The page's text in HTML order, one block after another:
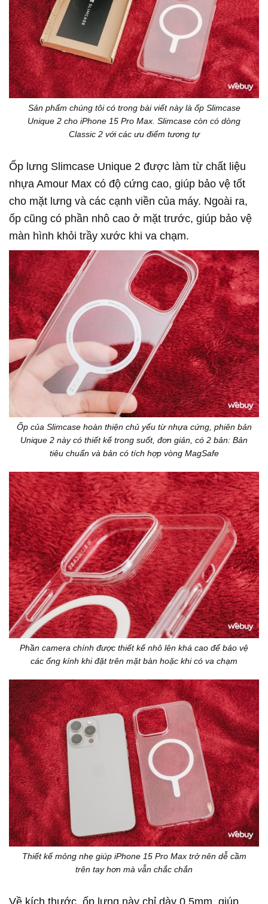
Sản phẩm chúng tôi có trong bài viết này là ốp Slimcase
Unique 2 cho iPhone 15 Pro Max. Slimcase còn có dòng
Classic 2 với các ưu điểm tương tự
Ốp lưng Slimcase Unique 2 được làm từ chất liệu
nhựa Amour Max có độ cứng cao, giúp bảo vệ tốt
cho mặt lưng và các cạnh viền của máy. Ngoài ra,
ốp cũng có phần nhô cao ở mặt trước, giúp bảo vệ
màn hình khỏi trầy xước khi va chạm.
Ốp của Slimcase hoàn thiện chủ yếu từ nhựa cứng, phiên bản
Unique 2 này có thiết kế trong suốt, đơn giản, có 2 bản: Bản
tiêu chuẩn và bản có tích hợp vòng MagSafe
Phần camera chính được thiết kế nhô lên khá cao để bảo vệ
các ống kính khi đặt trên mặt bàn hoặc khi có va chạm
Thiết kế mỏng nhẹ giúp iPhone 15 Pro Max trở nên dễ cầm
trên tay hơn mà vẫn chắc chắn
Về kích thước, ốp lưng này chỉ dày 0,5mm, giúp